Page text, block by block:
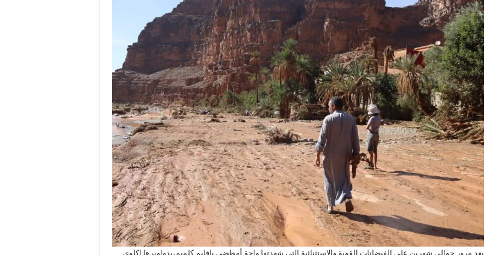
بعد مرور حوالي شهرين على الفيضانات القوية والاستثنائية التي شهدتها واحة أمطضي بإقليم كلميم،بدواويرها اكلوي